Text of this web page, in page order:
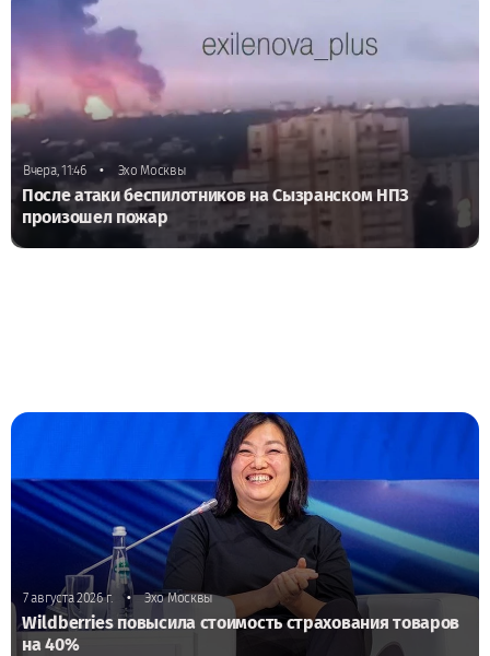
Вчера, 11:46 • Эхо Москвы
После атаки беспилотников на Сызранском НПЗ
произошел пожар
7 августа 2026 г. • Эхо Москвы
Wildberries повысила стоимость страхования товаров
на 40%